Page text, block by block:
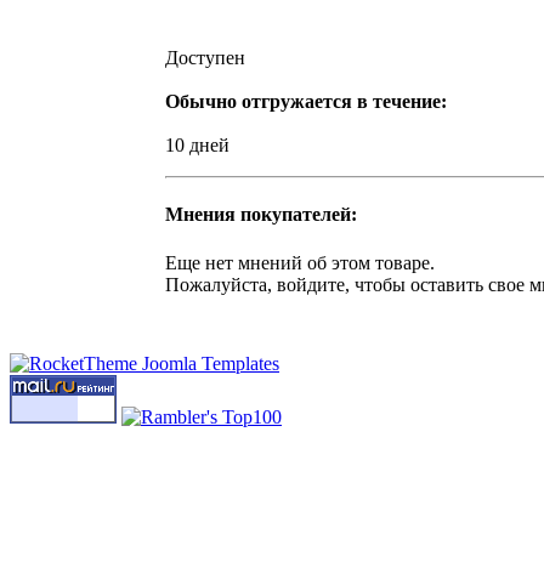
Доступен
Обычно отгружается в течение:
10 дней
Мнения покупателей:
Еще нет мнений об этом товаре.
Пожалуйста, войдите, чтобы оставить свое